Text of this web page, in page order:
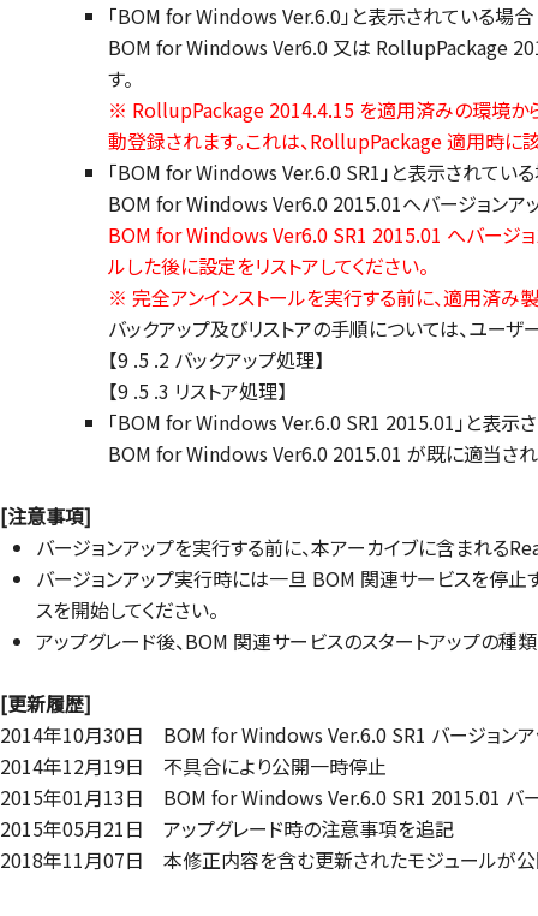
「BOM for Windows Ver.6.0」と表示されている場合
BOM for Windows Ver6.0 又は RollupPackage
す。
※ RollupPackage 2014.4.15 を適用済みの環境から
動登録されます。これは、RollupPackage 適用時に
「BOM for Windows Ver.6.0 SR1」と表示されてい
BOM for Windows Ver6.0 2015.01へバージョンアッ
BOM for Windows Ver6.0 SR1 2015.01 へバージョ
ルした後に設定をリストアしてください。
※ 完全アンインストールを実行する前に、適用済み
バックアップ及びリストアの手順については、ユー
【9 .5 .2 バックアップ処理】
【9 .5 .3 リストア処理】
「BOM for Windows Ver.6.0 SR1 2015.01」と表示
BOM for Windows Ver6.0 2015.01 が既に適当され
[注意事項]
バージョンアップを実行する前に、本アーカイブに含まれる
バージョンアップ実行時には一旦 BOM 関連サービスを停止
スを開始してください。
アップグレード後、BOM 関連サービスのスタートアップの種類
[更新履歴]
2014年10月30日 BOM for Windows Ver.6.0 SR1 バージョンア
2014年12月19日 不具合により公開一時停止
2015年01月13日 BOM for Windows Ver.6.0 SR1 2015.01 バー
2015年05月21日 アップグレード時の注意事項を追記
2018年11月07日 本修正内容を含む更新されたモジュールが公